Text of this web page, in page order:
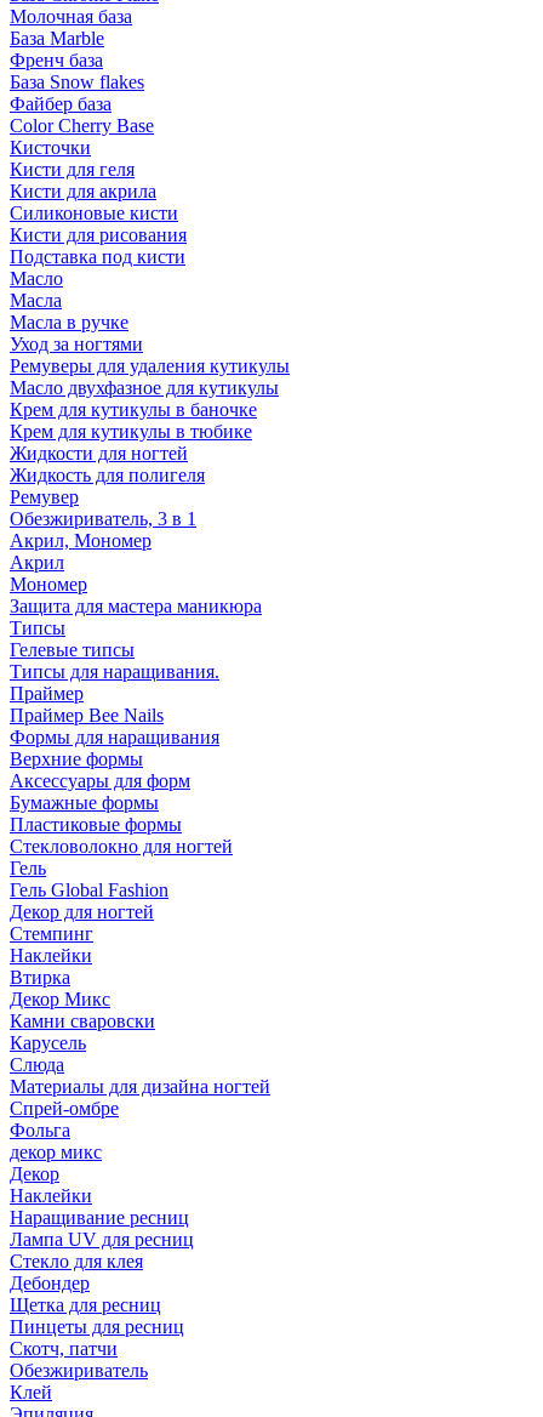
Молочная база
База Marble
Френч база
База Snow flakes
Файбер база
Color Cherry Base
Кисточки
Кисти для геля
Кисти для акрила
Силиконовые кисти
Кисти для рисования
Подставка под кисти
Масло
Масла
Масла в ручке
Уход за ногтями
Ремуверы для удаления кутикулы
Масло двухфазное для кутикулы
Крем для кутикулы в баночке
Крем для кутикулы в тюбике
Жидкости для ногтей
Жидкость для полигеля
Ремувер
Обезжириватель, 3 в 1
Акрил, Мономер
Акрил
Мономер
Защита для мастера маникюра
Типсы
Гелевые типсы
Типсы для наращивания.
Праймер
Праймер Bee Nails
Формы для наращивания
Верхние формы
Аксессуары для форм
Бумажные формы
Пластиковые формы
Стекловолокно для ногтей
Гель
Гель Global Fashion
Декор для ногтей
Стемпинг
Наклейки
Втирка
Декор Микс
Камни сваровски
Карусель
Слюда
Материалы для дизайна ногтей
Спрей-омбре
Фольга
декор микс
Декор
Наклейки
Наращивание ресниц
Лампа UV для ресниц
Стекло для клея
Дебондер
Щетка для ресниц
Пинцеты для ресниц
Скотч, патчи
Обезжириватель
Клей